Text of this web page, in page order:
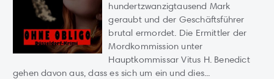
hundertzwanzigtausend Mark
geraubt und der Geschäftsführer
brutal ermordet. Die Ermittler der
Mordkommission unter
Hauptkommissar Vitus H. Benedict
gehen davon aus, dass es sich um ein und dies...